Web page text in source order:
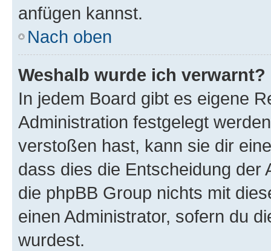
anfügen kannst.
Nach oben
Weshalb wurde ich verwarnt?
In jedem Board gibt es eigene
Administration festgelegt
verstoßen hast, kann sie dir
dass dies die Entscheidung der
die phpBB Group nichts mit
einen Administrator, sofern du
wurdest.